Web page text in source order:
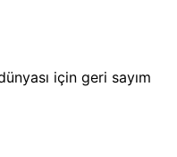
için geri sayım